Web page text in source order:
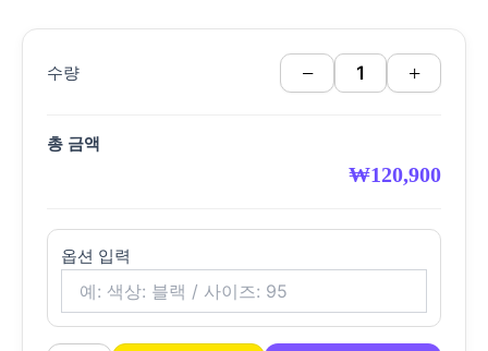
수량 − +
총 금액
₩120,900
옵션 입력